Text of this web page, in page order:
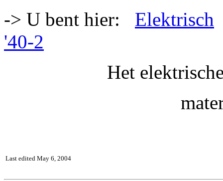
-> U bent hier: Elektrisch
'40-2
Het
Last edited May 6, 2004